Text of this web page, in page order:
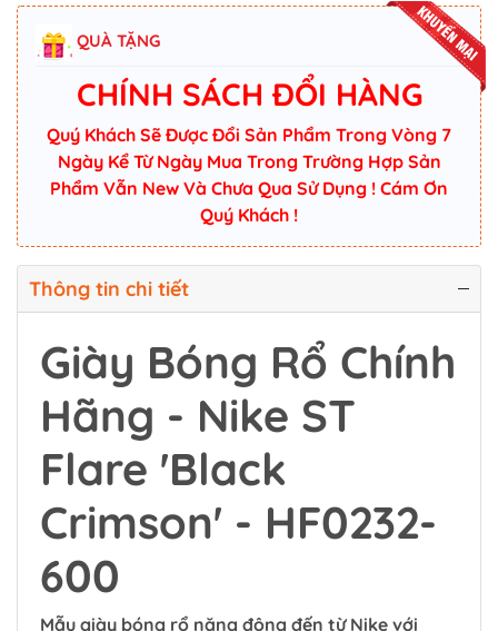
QUÀ TẶNG
CHÍNH SÁCH ĐỔI HÀNG
Quý Khách Sẽ Được Đổi Sản Phẩm Trong Vòng 7
Ngày Kể Từ Ngày Mua Trong Trường Hợp Sản
Phẩm Vẫn New Và Chưa Qua Sử Dụng ! Cám Ơn
Quý Khách !
Thông tin chi tiết
Giày Bóng Rổ Chính
Hãng - Nike ST
Flare 'Black
Crimson' - HF0232-
600
Mẫu giày bóng rổ năng động đến từ Nike với